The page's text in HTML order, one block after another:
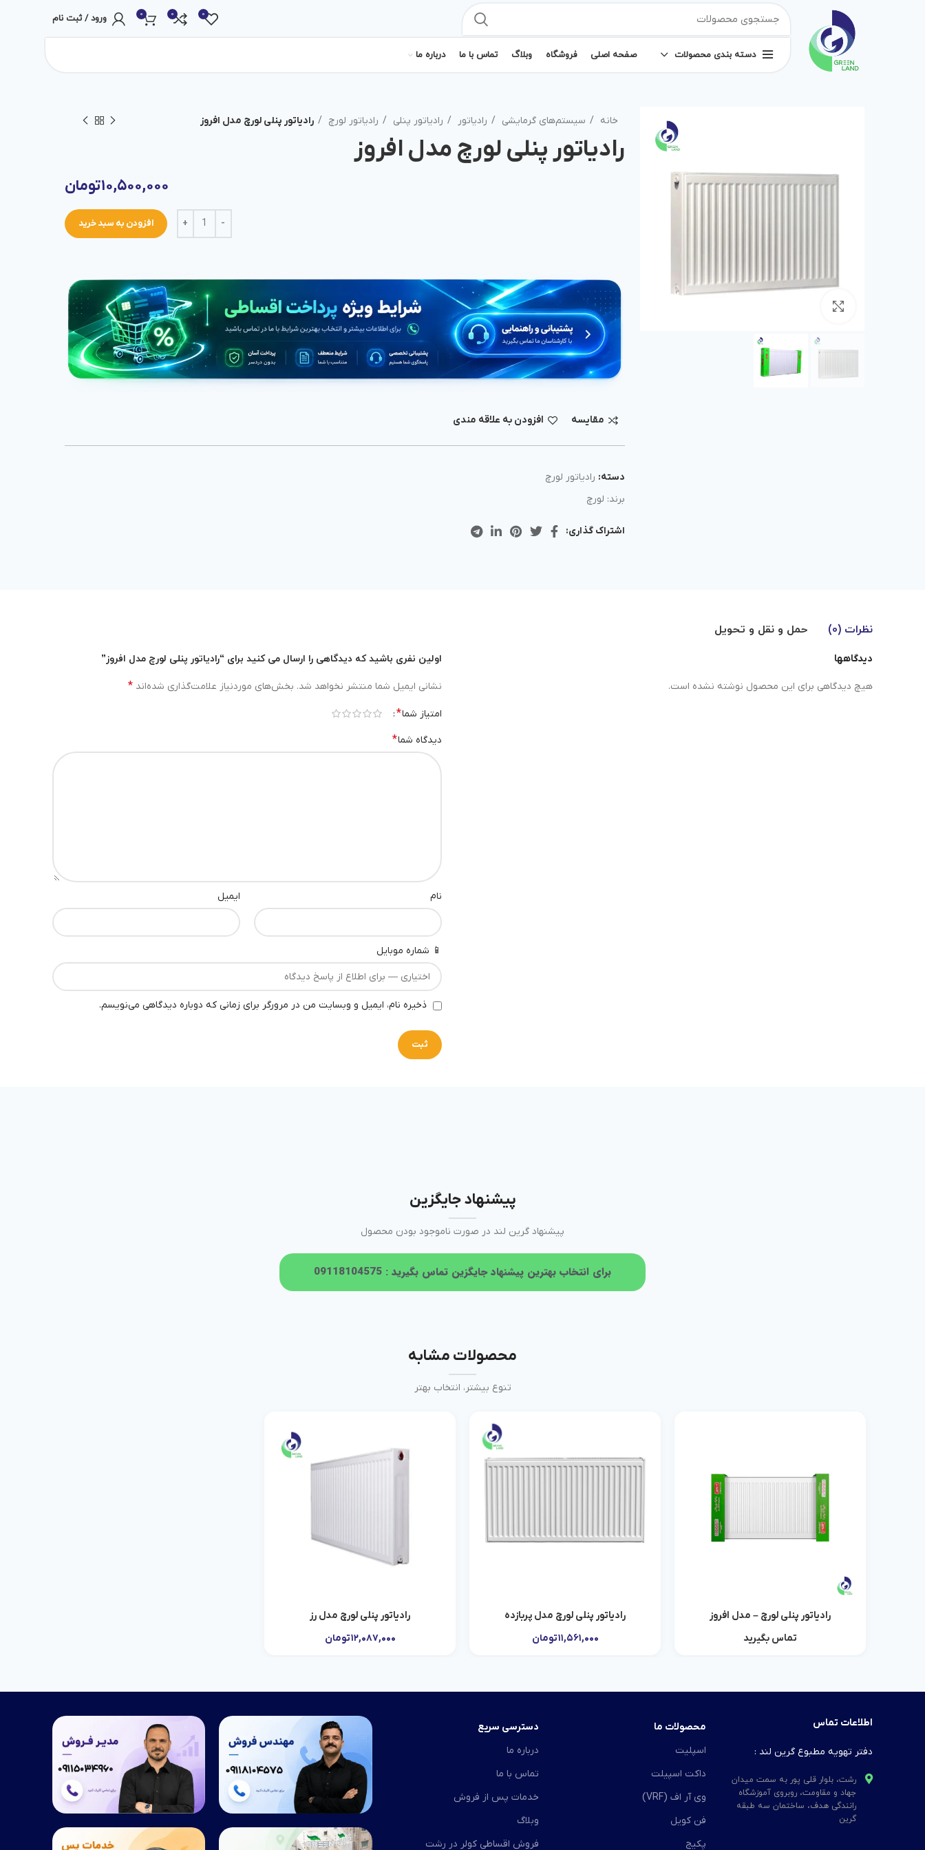
0
0
0 ورود / ثبت نام
دسته بندی محصولات صفحه اصلی فروشگاه وبلاگ تماس با ما درباره ما
خانه سیستم‌های گرمایشی رادیاتور رادیاتور پنلی رادیاتور لورچ رادیاتور پنلی لورچ مدل افروز
رادیاتور پنلی لورچ مدل افروز
۱۰,۵۰۰,۰۰۰تومان
افزودن به سبد خرید
مقايسه افزودن به علاقه مندی
دسته: رادیاتور لورچ
برند: لورچ
اشتراک گذاری:
نظرات (0) حمل و نقل و تحویل
دیدگاهها
هیچ دیدگاهی برای این محصول نوشته نشده است.
اولین نفری باشید که دیدگاهی را ارسال می کنید برای “رادیاتور پنلی لورچ مدل افروز”
نشانی ایمیل شما منتشر نخواهد شد. بخش‌های موردنیاز علامت‌گذاری شده‌اند *
امتیاز شما*
دیدگاه شما*
نام ایمیل
📱 شماره موبایل
ذخیره نام، ایمیل و وبسایت من در مرورگر برای زمانی که دوباره دیدگاهی می‌نویسم.
پیشنهاد جایگزین
پیشنهاد گرین لند در صورت ناموجود بودن محصول
برای انتخاب بهترین پیشنهاد جایگزین تماس بگیرید : 09118104575
محصولات مشابه
تنوع بیشتر، انتخاب بهتر
اطلاعات بیشتر
رادیاتور پنلی لورچ – مدل افروز
تماس بگیرید
افزودن به سبد خرید
رادیاتور پنلی لورچ مدل پربازده
۱۱,۵۶۱,۰۰۰تومان
افزودن به سبد خرید
رادیاتور پنلی لورچ مدل رز
۱۲,۰۸۷,۰۰۰تومان
اطلاعات تماس
دفتر تهویه مطبوع گرین لند :
رشت، بلوار قلی پور به سمت میدان
جهاد و مقاومت، روبروی آموزشگاه
رانندگی هدف، ساختمان سه طبقه
گرین
محصولات ما
اسپلیت
داکت اسپیلت
وی آر اف (VRF)
فن کویل
پکیج
دسترسی سریع
درباره ما
تماس با ما
خدمات پس از فروش
وبلاگ
فروش اقساطی کولر در رشت